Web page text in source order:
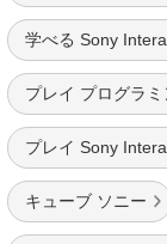
学べる Sony
プレイ プログラ
プレイ Sony
キューブ ソニー